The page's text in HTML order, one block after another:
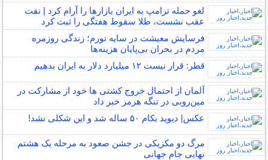
لغو حمله ترامپ به ایران بازارها را آرام کرد | نفت
عقب نشست، طلا سقوط هفتگی را ثبت کرد
فرسایش معیشت در سایه تورم؛ زندگی روزمره
مردم در بحران بی‌پایان هزینه‌ها
قطر: قرار نیست ۱۲ میلیارد دلار به ایران بدهیم
آلمان از احتمال خروج کشتی ها خود از مشارکت در
مین‌روبی در تنگه هرمز خبر داد
عکس| دیوید بکام ۵۰ ساله شد و این شکلی نشد!
مرگ دو مکزیکی در جشن صعود به مرحله یک هشتم
نهایی جام جهانی